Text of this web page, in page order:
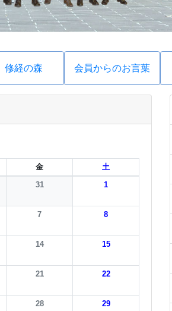
修経の森 会員からのお言葉
金
土
31 1
7 8
14 15
21 22
28 29